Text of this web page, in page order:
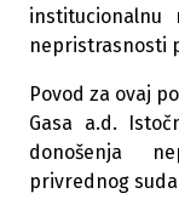
nepristrasnosti
Povod za ovaj
Gasa a.d.
donošenja
privrednog